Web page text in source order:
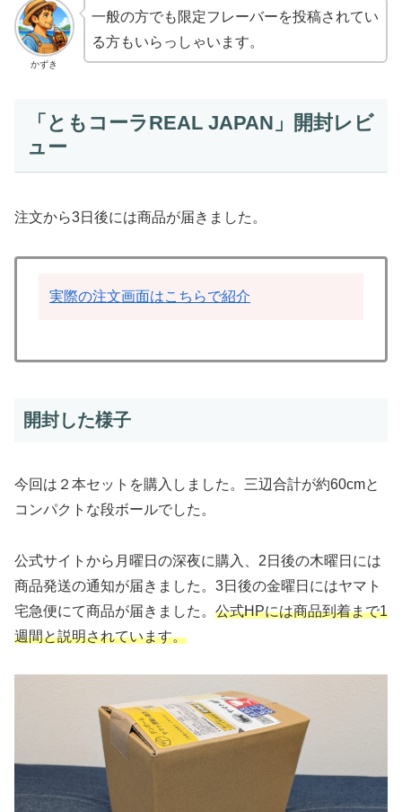
かずき
一般の方でも限定フレーバーを投稿されてい
る方もいらっしゃいます。
「ともコーラREAL JAPAN」開封レビ
ュー
注文から3日後には商品が届きました。
実際の注文画面はこちらで紹介
開封した様子
今回は２本セットを購入しました。三辺合計が約60cmと
コンパクトな段ボールでした。
公式サイトから月曜日の深夜に購入、2日後の木曜日には
商品発送の通知が届きました。3日後の金曜日にはヤマト
宅急便にて商品が届きました。 公式HPには商品到着まで1
週間と説明されています。